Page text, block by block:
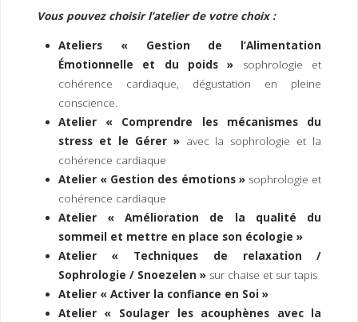
Vous pouvez choisir l’atelier de votre choix :
Ateliers « Gestion de l’Alimentation
Émotionnelle et du poids » sophrologie et
cohérence cardiaque, dégustation en pleine
conscience.
Atelier « Comprendre les mécanismes du
stress et le Gérer » avec la sophrologie et la
cohérence cardiaque
Atelier « Gestion des émotions » sophrologie et
cohérence cardiaque
Atelier « Amélioration de la qualité du
sommeil et mettre en place son écologie »
Atelier « Techniques de relaxation /
Sophrologie / Snoezelen » sur chaise et sur tapis
Atelier « Activer la confiance en Soi »
Atelier « Soulager les acouphènes avec la